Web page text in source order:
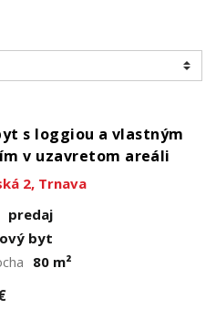
s loggiou a vlastným
v uzavretom areáli
2, Trnava
predaj
byt
80 m²